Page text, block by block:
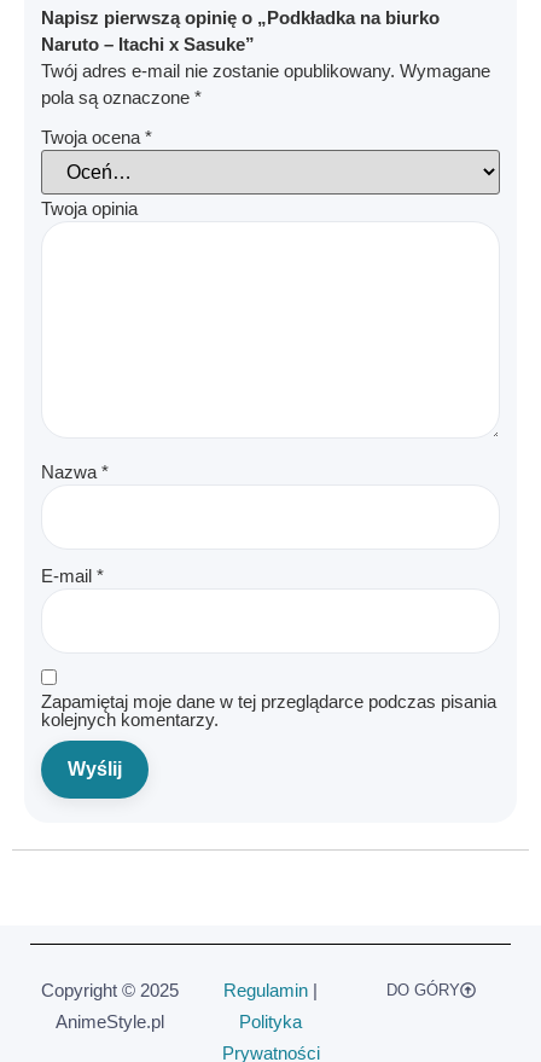
Napisz pierwszą opinię o „Podkładka na biurko
Naruto – Itachi x Sasuke”
Twój adres e-mail nie zostanie opublikowany. Wymagane
pola są oznaczone *
Twoja ocena *
Twoja opinia
Nazwa *
E-mail *
Zapamiętaj moje dane w tej przeglądarce podczas pisania
kolejnych komentarzy.
Copyright © 2025
AnimeStyle.pl
Regulamin |
Polityka
Prywatności
DO GÓRY